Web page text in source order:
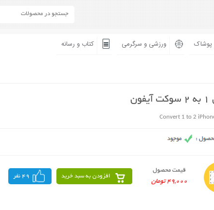
پوشاک ورزشی و سرگرمی کتاب و رسانه
Convert 1 to 2
قیمت محصول
49,000 تومان
افزودن به سبد خرید 49 نفر